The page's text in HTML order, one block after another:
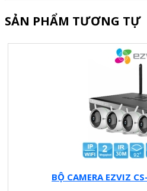
SẢN PHẨM TƯƠNG TỰ
BỘ CAMERA EZVIZ